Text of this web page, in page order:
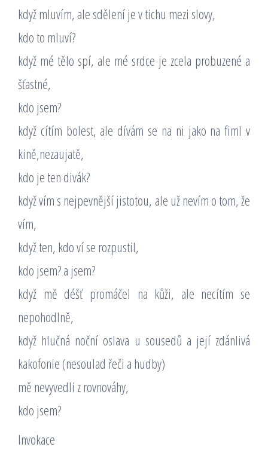
když mluvím, ale sdělení je v tichu mezi slovy,
kdo to mluví?
když mé tělo spí, ale mé srdce je zcela probuzené a
šťastné,
kdo jsem?
když cítím bolest, ale dívám se na ni jako na fiml v
kině,nezaujatě,
kdo je ten divák?
když vím s nejpevnější jistotou, ale už nevím o tom, že
vím,
když ten, kdo ví se rozpustil,
kdo jsem? a jsem?
když mě déšť promáčel na kůži, ale necítím se
nepohodlně,
když hlučná noční oslava u sousedů a její zdánlivá
kakofonie (nesoulad řeči a hudby)
mě nevyvedli z rovnováhy,
kdo jsem?
Invokace